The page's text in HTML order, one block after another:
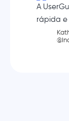
A
rápida e